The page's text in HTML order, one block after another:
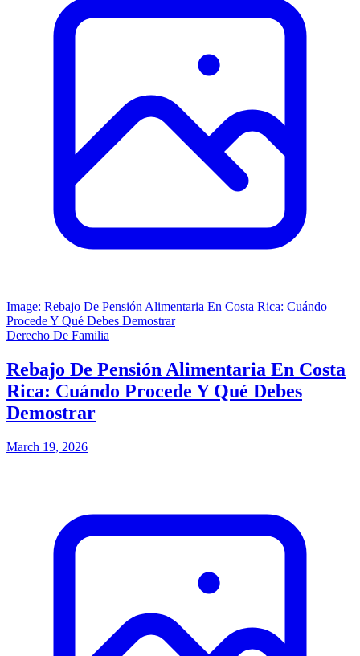
Image: Rebajo De Pensión Alimentaria En Costa Rica: Cuándo
Procede Y Qué Debes Demostrar
Derecho De Familia
Rebajo De Pensión Alimentaria En Costa
Rica: Cuándo Procede Y Qué Debes
Demostrar
March 19, 2026